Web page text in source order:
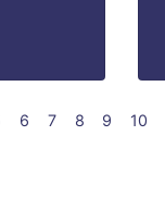
6 7 8 9 10